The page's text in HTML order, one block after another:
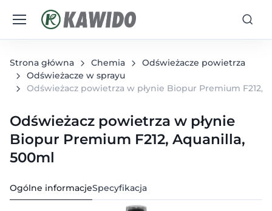
Strona główna Chemia
Odświeżacze powietrza
Odświeżacze w sprayu
Odświeżacz powietrza w płynie Biopur Premium F212,
Odświeżacz powietrza w płynie
Biopur Premium F212, Aquanilla,
500ml
Ogólne informacjeSpecyfikacja